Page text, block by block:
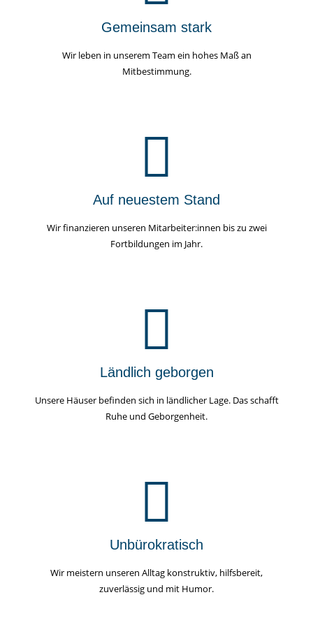
Gemeinsam stark
Wir leben in unserem Team ein hohes Maß an
Mitbestimmung.
Auf neuestem Stand
Wir finanzieren unseren Mitarbeiter:innen bis zu zwei
Fortbildungen im Jahr.
Ländlich geborgen
Unsere Häuser befinden sich in ländlicher Lage. Das schafft
Ruhe und Geborgenheit.
Unbürokratisch
Wir meistern unseren Alltag konstruktiv, hilfsbereit,
zuverlässig und mit Humor.